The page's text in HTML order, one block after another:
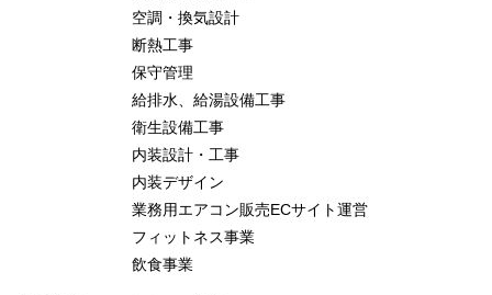
空調・換気設計
断熱工事
保守管理
給排水、給湯設備工事
衛生設備工事
内装設計・工事
内装デザイン
業務用エアコン販売ECサイト運営
フィットネス事業
飲食事業